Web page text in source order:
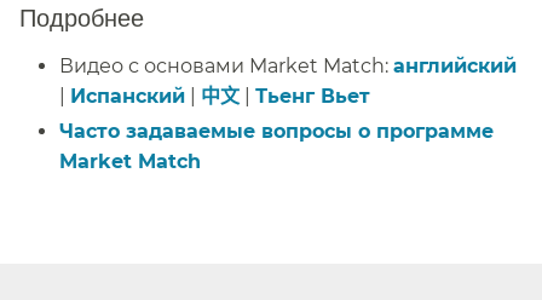
Подробнее​​
Видео с основами Market Match: английский
Испанский 中文 Тьенг Вьет
Часто задаваемые вопросы о программе
Market Match​​